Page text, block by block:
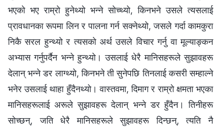
भएको भए राम्रो हुनेथ्यो भन्‍ने सोच्थ्यो, किनभने उसले त्यसलाई
प्रावधानका रूपमा लिन र पालना गर्न सक्‍नेथ्यो, जसले गर्दा कामकुरा
निकै सरल हुन्थ्यो र त्यसको अर्थ उसले विचार गर्नु वा मूल्याङ्कन
अभ्यास गर्नुपर्दैन भन्ने हुन्थ्यो। उसलाई धेरै मानिसहरूले सुझावहरू
देलान् भन्‍ने डर लाग्थ्यो, किनभने ती सुनेपछि तिनलाई कसरी सम्हाल्ने
भनेर उसलाई थाहा हुँदैनथ्यो। वास्तवमा, दिमाग र राम्रो क्षमता भएका
मानिसहरूलाई अरूले सुझावहरू देलान् भन्ने डर हुँदैन। तिनीहरू
सोच्छन्, जति धेरै मानिसहरूले सुझावहरू दिन्छन्, त्यति नै